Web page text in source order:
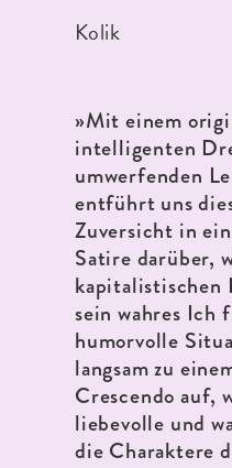
Kolik
»Mit einem
intelligenten
umwerfenden
entführt uns
Zuversicht in
Satire darüber,
kapitalistischen
sein wahres
humorvolle
langsam zu
Crescendo auf,
liebevolle und
die Charaktere